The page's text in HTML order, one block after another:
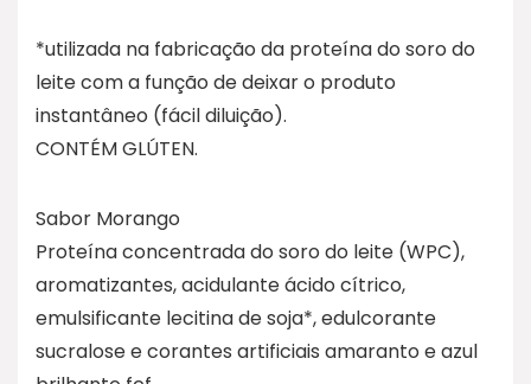
*utilizada na fabricação da proteína do soro do
leite com a função de deixar o produto
instantâneo (fácil diluição).
CONTÉM GLÚTEN.
Sabor Morango
Proteína concentrada do soro do leite (WPC),
aromatizantes, acidulante ácido cítrico,
emulsificante lecitina de soja*, edulcorante
sucralose e corantes artificiais amaranto e azul